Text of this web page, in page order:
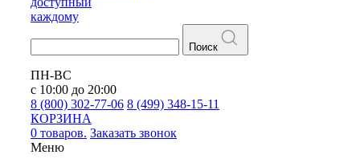
каждому
Поиск
ПН-ВС
с 10:00 до 20:00
8 (800) 302-77-06 8 (499) 348-15-11
КОРЗИНА
0 товаров. Заказать звонок
Меню